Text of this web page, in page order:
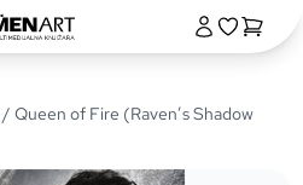
/ Queen of Fire (Raven’s Shadow